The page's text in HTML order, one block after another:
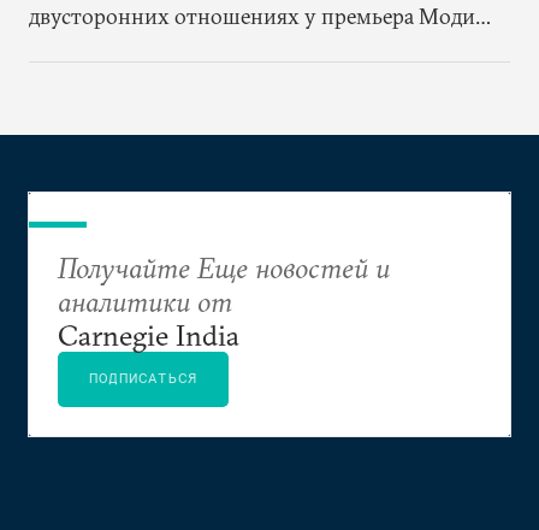
двусторонних отношениях у премьера Моди
Получайте Еще новостей и
аналитики от
Carnegie India
ПОДПИСАТЬСЯ